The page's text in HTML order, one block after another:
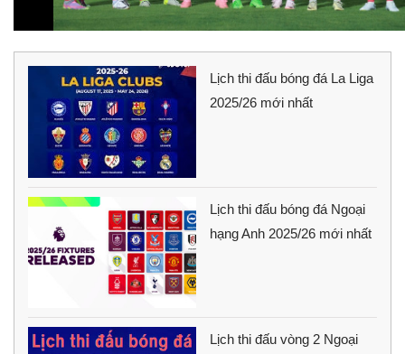
Lịch thi đấu bóng đá La Liga
2025/26 mới nhất
Lịch thi đấu bóng đá Ngoại
hạng Anh 2025/26 mới nhất
Lịch thi đấu vòng 2 Ngoại